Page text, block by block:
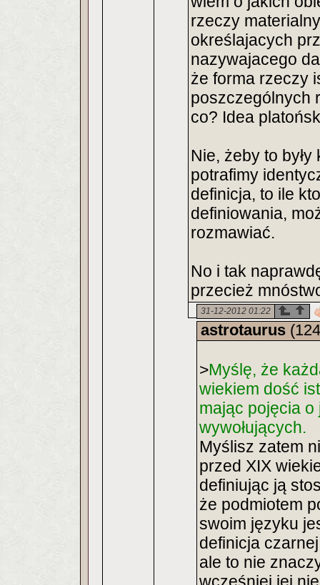
rzeczy
określajacych
nazywajacego
że forma rzeczy
poszczególnych
co? Idea
Nie, żeby to
potrafimy
definicja, to ile
definiowania,
rozmawiać.
No i tak
przecież
31-12-2012 01:22
astrotaurus
>Myślę, że
wiekiem dość
mając pojęcia
wywołujących.
Myślisz zatem
przed XIX
definiując ją
że podmiotem
swoim języku
definicja
ale to nie